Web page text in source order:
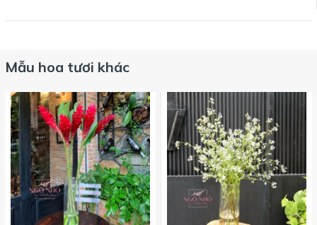
Mẫu hoa tươi khác